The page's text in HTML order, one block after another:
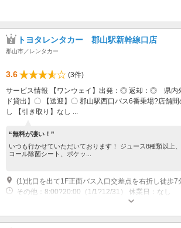
トヨタレンタカー 郡山駅新幹線口店
郡山市／レンタカー
3.6
(3件)
サービス情報 【ワンウェイ】出発：◎ 返却：◎ 県内
ド貸出】〇 【送迎】〇 郡山駅西口バス6番乗場?店舗
し 【引き取り】なし ...
“無料が凄い！”
いつも行かせていただいております！ ジュース8種類以上
コール除菌シート、ポケッ...
その他：8:00?20:00（1/1?12/31） 休業日：なし